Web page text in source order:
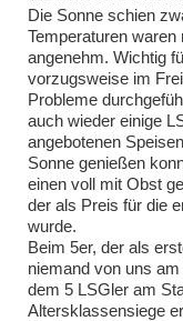
Die Sonne schien
Temperaturen
angenehm. Wichtig
vorzugsweise im
Probleme
auch wieder einige
angebotenen
Sonne genießen
einen voll mit Obst
der als Preis für die
wurde.
Beim 5er, der als
niemand von uns
dem 5 LSGler am
Altersklassensiege